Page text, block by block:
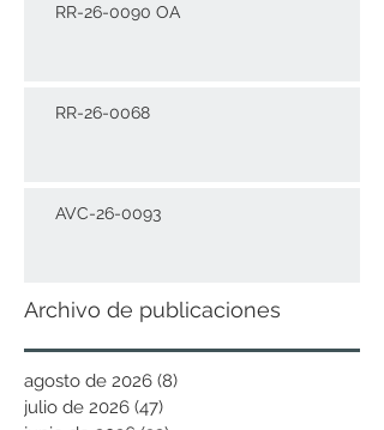
RR-26-0090 OA
RR-26-0068
AVC-26-0093
Archivo de publicaciones
agosto de 2026 (8)
julio de 2026 (47)